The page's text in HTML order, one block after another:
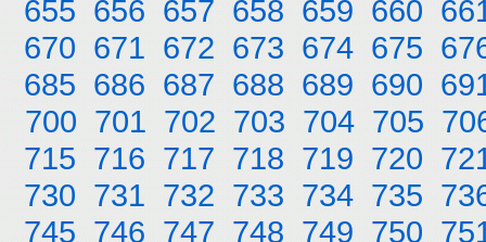
655 656 657 658 659 660
670 671 672 673 674 675
685 686 687 688 689 690
700 701 702 703 704 705
715 716 717 718 719 720
730 731 732 733 734 735
745 746 747 748 749 750